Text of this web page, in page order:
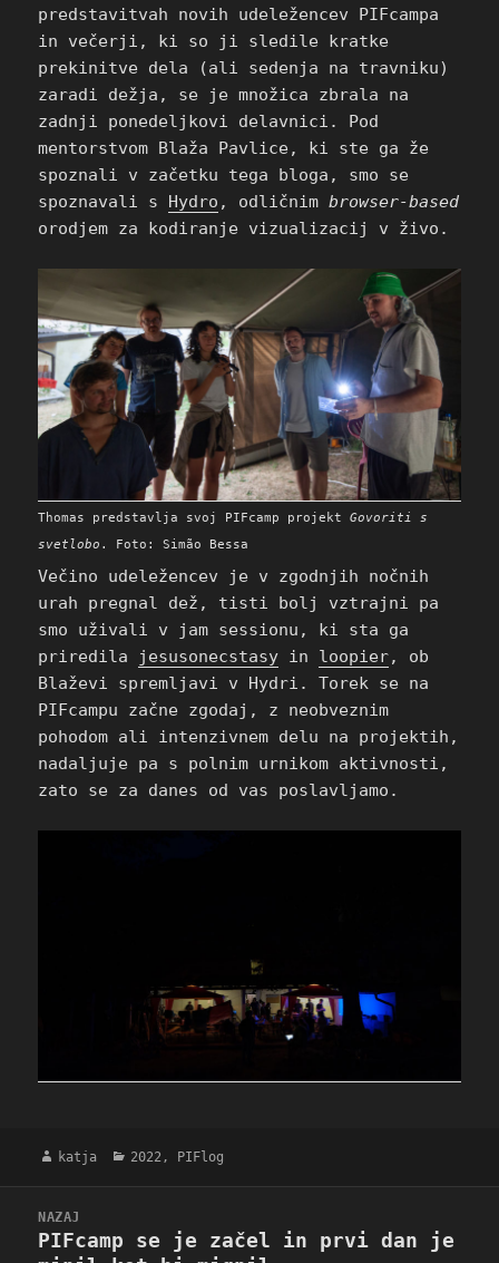
predstavitvah novih udeležencev PIFcampa
in večerji, ki so ji sledile kratke
prekinitve dela (ali sedenja na travniku)
zaradi dežja, se je množica zbrala na
zadnji ponedeljkovi delavnici. Pod
mentorstvom Blaža Pavlice, ki ste ga že
spoznali v začetku tega bloga, smo se
spoznavali s Hydro , odličnimbrowser-based
orodjem za kodiranje vizualizacij v živo.
Thomas predstavlja svoj PIFcamp projektGovoriti s
svetlobo . Foto: Simão Bessa
Večino udeležencev je v zgodnjih nočnih
urah pregnal dež, tisti bolj vztrajni pa
smo uživali v jam sessionu, ki sta ga
priredila jesusonecstasy in loopier, ob
Blaževi spremljavi v Hydri. Torek se na
PIFcampu začne zgodaj, z neobveznim
pohodom ali intenzivnem delu na projektih,
nadaljuje pa s polnim urnikom aktivnosti,
zato se za danes od vas poslavljamo.
Avtor
katja Kategorije
2022, PIFlog
prispevka
NAZAJ
Prejšnji
PIFcamp se je začel in prvi dan je